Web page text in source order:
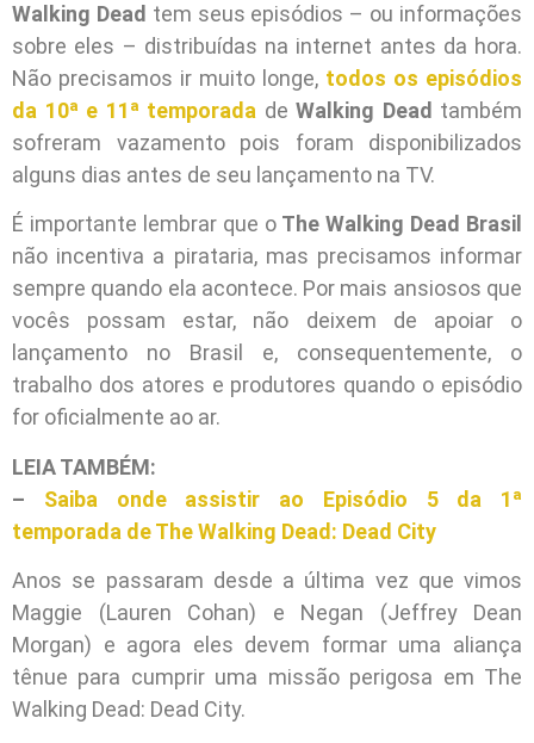
Walking Dead tem seus episódios – ou informações
sobre eles – distribuídas na internet antes da hora.
Não precisamos ir muito longe, todos os episódios
da 10ª e 11ª temporada de Walking Dead também
sofreram vazamento pois foram disponibilizados
alguns dias antes de seu lançamento na TV.
É importante lembrar que o The Walking Dead Brasil
não incentiva a pirataria, mas precisamos informar
sempre quando ela acontece. Por mais ansiosos que
vocês possam estar, não deixem de apoiar o
lançamento no Brasil e, consequentemente, o
trabalho dos atores e produtores quando o episódio
for oficialmente ao ar.
LEIA TAMBÉM:
– Saiba onde assistir ao Episódio 5 da 1ª
temporada de The Walking Dead: Dead City
Anos se passaram desde a última vez que vimos
Maggie (Lauren Cohan) e Negan (Jeffrey Dean
Morgan) e agora eles devem formar uma aliança
tênue para cumprir uma missão perigosa em The
Walking Dead: Dead City.